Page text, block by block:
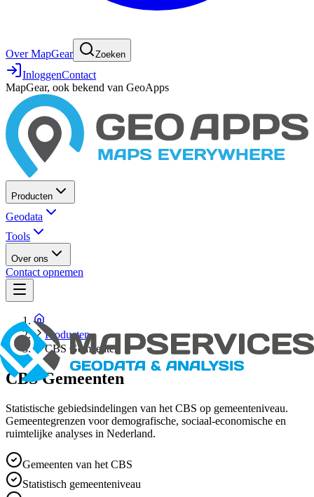
Over MapGear Zoeken
InloggenContact
MapGear, ook bekend van GeoApps
Producten
Geodata
Tools
Over ons
Contact opnemen
Producten
CBS Gemeenten
CBS Gemeenten
Statistische gebiedsindelingen van het CBS op gemeenteniveau.
Gemeentegrenzen voor demografische, sociaal-economische en
ruimtelijke analyses in Nederland.
Gemeenten van het CBS
Statistisch gemeenteniveau